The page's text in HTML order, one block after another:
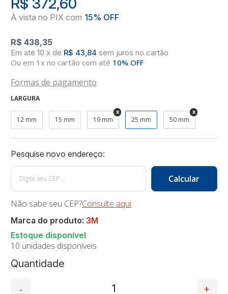
R$ 438,35
10 x de R$ 43,84 sem juros no cartão
Ou em 1x no cartão com até 10% OFF
Formas de pagamento
LARGURA
12 mm 15 mm 19 mm 25 mm 50 mm
Quantidade
Não sabe seu CEP?Consulte aqui
10 unidades disponíveis
Marca do produto: 3M